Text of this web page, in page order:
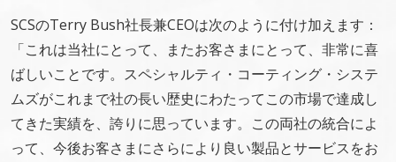
SCSのTerry Bush社長兼CEOは次のように付け加えます：
「これは当社にとって、またお客さまにとって、非常に喜
ばしいことです。スペシャルティ・コーティング・システ
ムズがこれまで社の長い歴史にわたってこの市場で達成し
てきた実績を、誇りに思っています。この両社の統合によ
って、今後お客さまにさらにより良い製品とサービスをお